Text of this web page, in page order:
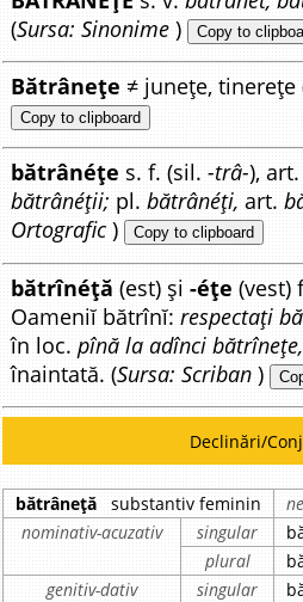
(Sursa: Sinonime ) Copy to
Bătrânețe ≠ junețe, tinerețe
Copy to clipboard
bătrânéțe s. f. (sil.-trâ-),
bătrânéții; pl.bătrânéți, art.
Ortografic ) Copy to clipboard
bătrînéță (est) și-éțe (vest)
Oameniĭ bătrînĭ:respectați
în loc.pînă la adînci bătrînețe,
înaintată. (Sursa: Scriban )
Declinări/
bătrâneță substantiv feminin
nominativ-acuzativ
singular
plural
genitiv-dativ
singular